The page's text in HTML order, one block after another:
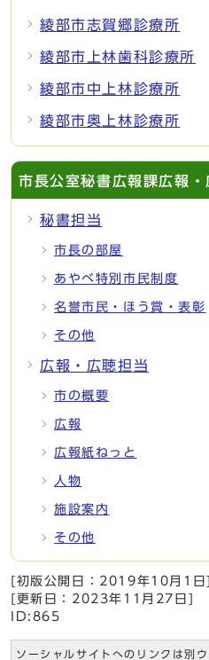
綾部市志賀郷診療所
綾部市上林歯科診療所
綾部市中上林診療所
綾部市奥上林診療所
市長公室秘書広報課広報・
秘書担当
市長の部屋
あやべ特別市民制度
名誉市民・ほう賞・表彰
その他
広報・広聴担当
市の概要
広報
広報紙ねっと
人物
施設案内
その他
[初版公開日： 2019年10月1日
[更新日： 2023年11月27日
ID:865
ソーシャルサイトへのリンクは別